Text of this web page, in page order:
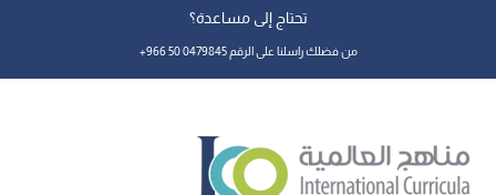
تحتاج إلى مساعدة؟
من فضلك راسلنا على الرقم 0479845 50 966+